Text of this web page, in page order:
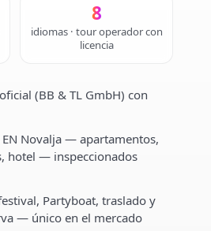
8
idiomas · tour operador con
licencia
(BB & TL GmbH) con
Novalja — apartamentos,
hotel — inspeccionados
Partyboat, traslado y
— único en el mercado